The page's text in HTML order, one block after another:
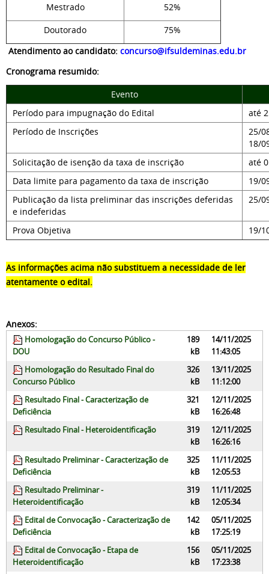
Mestrado
52%
Doutorado
75%
Atendimento ao candidato: concurso@ifsuldeminas.edu.br
Cronograma resumido:
Evento
Período para impugnação do Edital
até
Período de Inscrições
25/
18/
Solicitação de isenção da taxa de inscrição
até
Data limite para pagamento da taxa de inscrição
19/
Publicação da lista preliminar das inscrições deferidas
e indeferidas
25/
Prova Objetiva 19/
As informações acima não substituem a necessidade de ler
atentamente o edital.
Anexos:
Homologação do Concurso Público -
DOU
189
kB
14/11/2025
11:43:05
Homologação do Resultado Final do
Concurso Público
326
kB
13/11/2025
11:12:00
Resultado Final - Caracterização de
Deficiência
321
kB
12/11/2025
16:26:48
Resultado Final - Heteroidentificação
319
kB
12/11/2025
16:26:16
Resultado Preliminar - Caracterização de
Deficiência
325
kB
11/11/2025
12:05:53
Resultado Preliminar -
Heteroidentificação
319
kB
11/11/2025
12:05:34
Edital de Convocação - Caracterização de
Deficiência
142
kB
05/11/2025
17:25:19
Edital de Convocação - Etapa de
Heteroidentificação
156
kB
05/11/2025
17:23:38